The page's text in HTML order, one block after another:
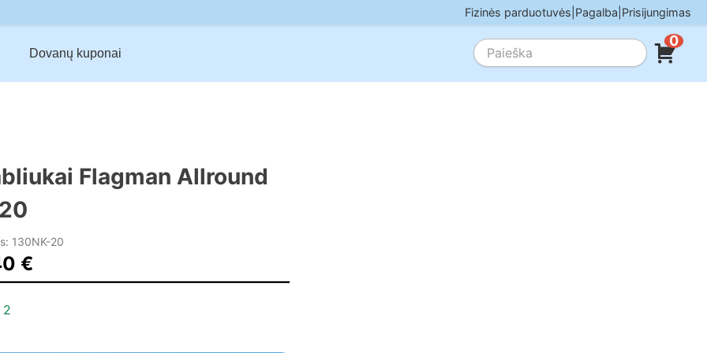
Fizinės parduotuvės Pagalba Prisijungimas
Dovanų kuponai
0
Flagman Allround
130NK-20
€
2